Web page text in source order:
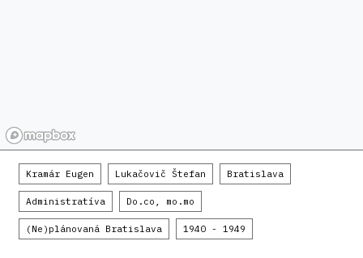
Kramár Eugen Lukačovič Štefan Bratislava
Administratíva Do.co, mo.mo
(Ne)plánovaná Bratislava 1940 - 1949